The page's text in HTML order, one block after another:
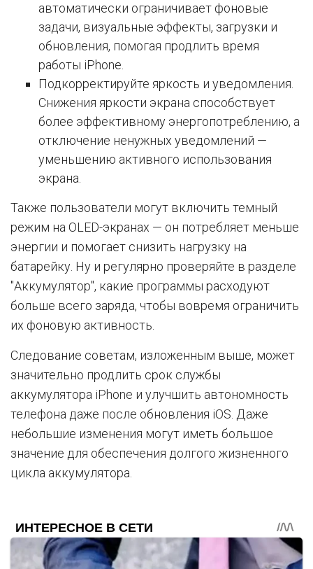
автоматически ограничивает фоновые
задачи, визуальные эффекты, загрузки и
обновления, помогая продлить время
работы iPhone.
Подкорректируйте яркость и уведомления.
Снижения яркости экрана способствует
более эффективному энергопотреблению, а
отключение ненужных уведомлений —
уменьшению активного использования
экрана.
Также пользователи могут включить темный
режим на OLED-экранах — он потребляет меньше
энергии и помогает снизить нагрузку на
батарейку. Ну и регулярно проверяйте в разделе
"Аккумулятор", какие программы расходуют
больше всего заряда, чтобы вовремя ограничить
их фоновую активность.
Следование советам, изложенным выше, может
значительно продлить срок службы
аккумулятора iPhone и улучшить автономность
телефона даже после обновления iOS. Даже
небольшие изменения могут иметь большое
значение для обеспечения долгого жизненного
цикла аккумулятора.